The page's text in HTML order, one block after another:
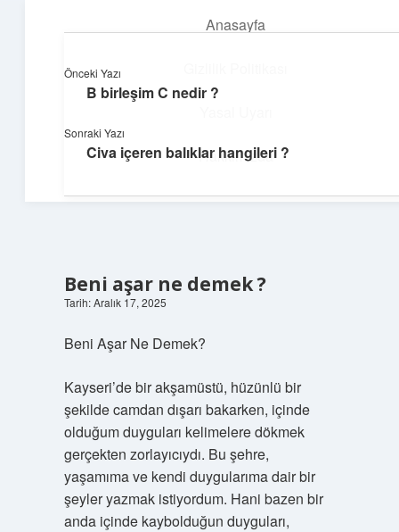
Anasayfa
Hakkımızda
Huzurlu Yaşam Tüyoları
Hayatına ferahlık katan öneriler!
Beni aşar ne demek ?
Tarih: Aralık 17, 2025
Beni Aşar Ne Demek?
Kayseri’de bir akşamüstü, hüzünlü bir
şekilde camdan dışarı bakarken, içinde
olduğum duyguları kelimelere dökmek
gerçekten zorlayıcıydı. Bu şehre,
yaşamıma ve kendi duygularıma dair bir
şeyler yazmak istiyordum. Hani bazen bir
anda içinde kaybolduğun duyguları,
Önceki Yazı
B birleşim C nedir ?
Sonraki Yazı
Civa içeren balıklar hangileri ?